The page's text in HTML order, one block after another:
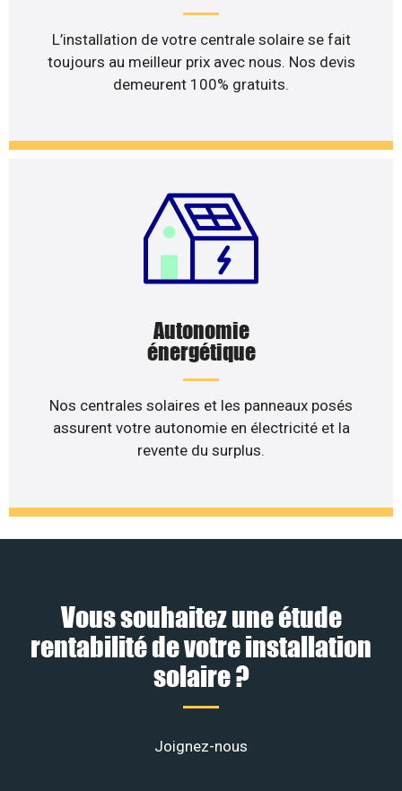
L’installation de votre centrale solaire se fait
toujours au meilleur prix avec nous. Nos devis
demeurent 100% gratuits.
Autonomie
énergétique
Nos centrales solaires et les panneaux posés
assurent votre autonomie en électricité et la
revente du surplus.
Vous souhaitez une étude
rentabilité de votre installation
solaire ?
Joignez-nous